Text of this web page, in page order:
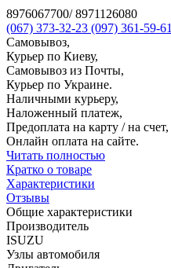
8976067700/ 8971126080
(067) 373-32-23 (097) 361-59-61
Самовывоз,
Курьер по Киеву,
Самовывоз из Почты,
Курьер по Украине.
Наличными курьеру,
Наложенный платеж,
Предоплата на карту / на счет,
Онлайн оплата на сайте.
Читать полностью
Кратко о товаре
Характеристики
Отзывы
Общие характеристики
Производитель
ISUZU
Узлы автомобиля